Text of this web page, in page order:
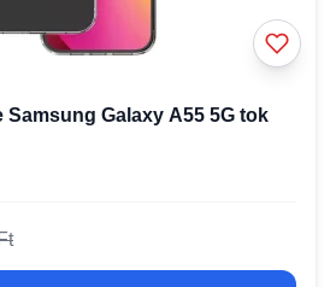
Samsung Galaxy A55 5G tok